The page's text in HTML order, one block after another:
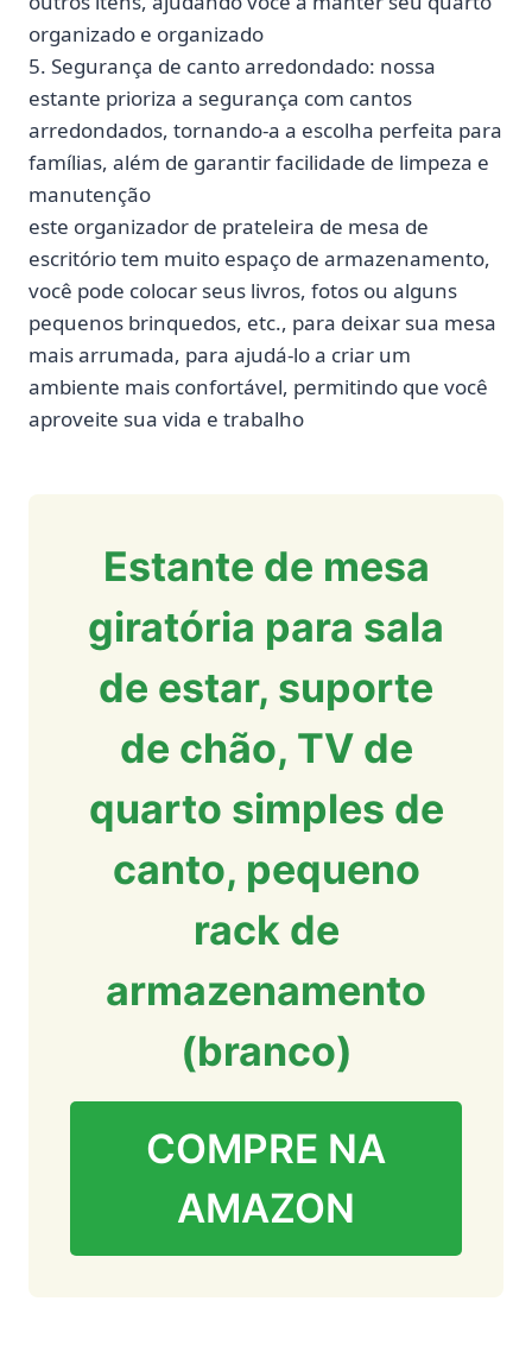
organizado e organizado
5. Segurança de canto arredondado: nossa
estante prioriza a segurança com cantos
arredondados, tornando-a a escolha perfeita para
famílias, além de garantir facilidade de limpeza e
manutenção
este organizador de prateleira de mesa de
escritório tem muito espaço de armazenamento,
você pode colocar seus livros, fotos ou alguns
pequenos brinquedos, etc., para deixar sua mesa
mais arrumada, para ajudá-lo a criar um
ambiente mais confortável, permitindo que você
aproveite sua vida e trabalho
Estante de mesa
giratória para sala
de estar, suporte
de chão, TV de
quarto simples de
canto, pequeno
rack de
armazenamento
(branco)
COMPRE NA
AMAZON